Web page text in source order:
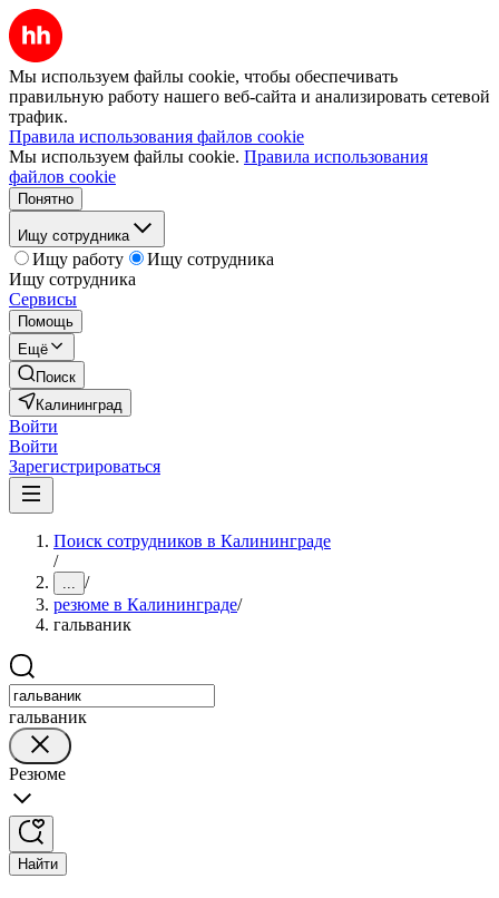
Мы используем файлы cookie, чтобы обеспечивать
правильную работу нашего веб-сайта и анализировать сетевой
трафик.
Правила использования файлов cookie
Мы используем файлы cookie. Правила использования
файлов cookie
Понятно
Ищу сотрудника
Ищу работу
Ищу сотрудника
Ищу сотрудника
Сервисы
Помощь
Ещё
Поиск
Калининград
Войти
Войти
Зарегистрироваться
Поиск сотрудников в Калининграде
/
... /
резюме в Калининграде/
гальваник
гальваник
Резюме
Найти